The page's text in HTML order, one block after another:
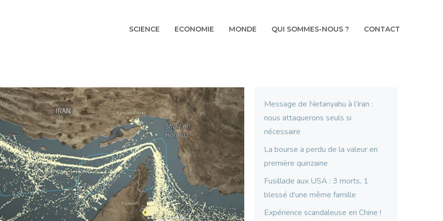
SCIENCE ECONOMIE MONDE QUI SOMMES-NOUS ? CONTACT
Message de Netanyahu à l’Iran :
nous attaquerons seuls si
nécessaire
La bourse a perdu de la valeur en
première quinzaine
Fusillade aux USA : 3 morts, 1
blessé d’une même famille
Expérience scandaleuse en Chine !